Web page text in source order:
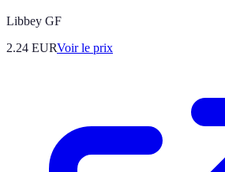
Libbey GF
2.24 EURVoir le prix